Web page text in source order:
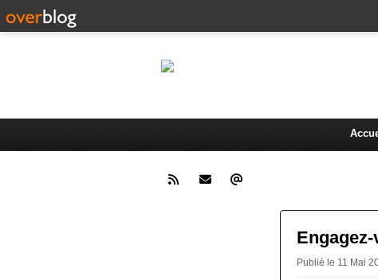
Publié le 11 Mai